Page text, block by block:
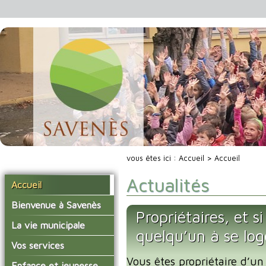
Accueil
Bienvenue à Savenès
Situer Savenès
Savenès en chiffre
L'histoire du village
La vie municipale
Vos élus
Les compte-rendus du
Vos services
La mairie
vous êtes ici : Accueil > Accueil
Actualités
Propriétaires, et
quelqu’un à se
Vous êtes propriétaire